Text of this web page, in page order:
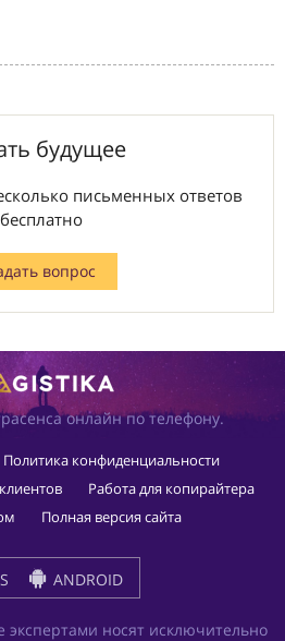
будущее
письменных ответов
бесплатно
вопрос
онлайн по телефону.
Политика конфиденциальности
Работа для копирайтера
Полная версия сайта
ANDROID
экспертами носят исключительно